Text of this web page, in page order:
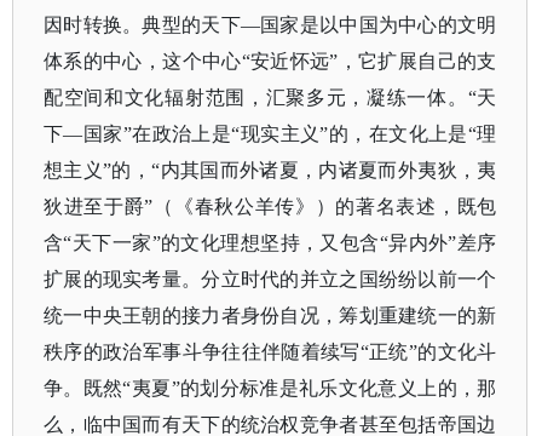
因时转换。典型的天下—国家是以中国为中心的文明
体系的中心，这个中心“安近怀远”，它扩展自己的支
配空间和文化辐射范围，汇聚多元，凝练一体。“天
下—国家”在政治上是“现实主义”的，在文化上是“理
想主义”的，“内其国而外诸夏，内诸夏而外夷狄，夷
狄进至于爵”（《春秋公羊传》）的著名表述，既包
含“天下一家”的文化理想坚持，又包含“异内外”差序
扩展的现实考量。分立时代的并立之国纷纷以前一个
统一中央王朝的接力者身份自况，筹划重建统一的新
秩序的政治军事斗争往往伴随着续写“正统”的文化斗
争。既然“夷夏”的划分标准是礼乐文化意义上的，那
么，临中国而有天下的统治权竞争者甚至包括帝国边